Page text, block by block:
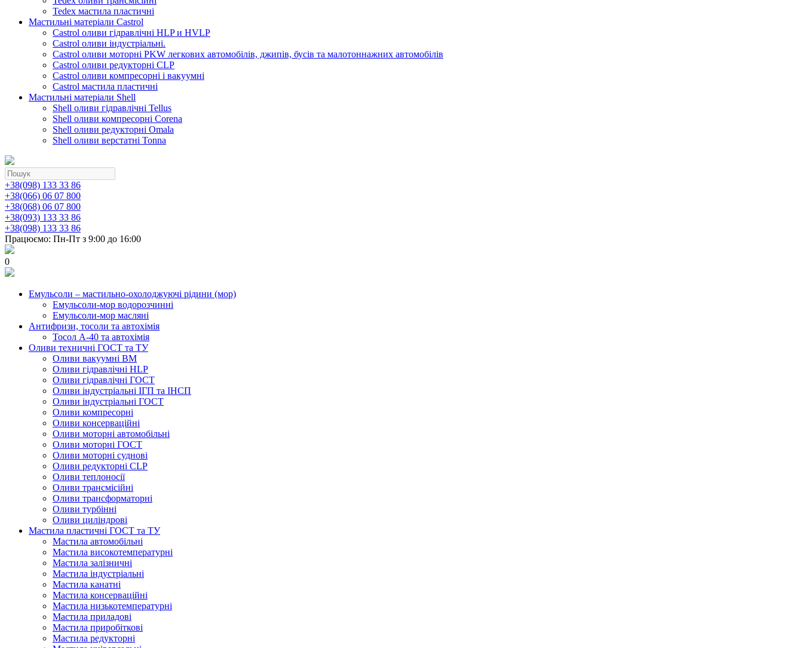
Tedex мастила пластичні
Мастильні матеріали Castrol
Castrol оливи гідравлічні HLP и HVLP
Castrol оливи індустріальні.
Castrol оливи моторні PKW легкових автомобілів, джипів, бусів та малотоннажних автомобілів
Castrol оливи редукторні CLP
Castrol оливи компресорні і вакуумні
Castrol мастила пластичні
Мастильні матеріали Shell
Shell оливи гідравлічні Tellus
Shell оливи компресорні Corena
Shell оливи редукторні Omala
Shell оливи верстатні Tonna
+38(098) 133 33 86
+38(066) 06 07 800
+38(068) 06 07 800
+38(093) 133 33 86
+38(098) 133 33 86
Працюємо: Пн-Пт з 9:00 до 16:00
0
Емульсоли – мастильно-охолоджуючі рідини (мор)
Емульсоли-мор водорозчинні
Емульсоли-мор масляні
Антифризи, тосоли та автохімія
Тосол А-40 та автохімія
Оливи техничні ГОСТ та ТУ
Оливи вакуумні ВМ
Оливи гідравлічні HLP
Оливи гідравлічні ГОСТ
Оливи індустріальні ІГП та ІНСП
Оливи індустріальні ГОСТ
Оливи компресорні
Оливи консерваційні
Оливи моторні автомобільні
Оливи моторні ГОСТ
Оливи моторні суднові
Оливи редукторні CLP
Оливи теплоносії
Оливи трансмісійні
Оливи трансформаторні
Оливи турбінні
Оливи циліндрові
Мастила пластичні ГОСТ та ТУ
Мастила автомобільні
Мастила високотемпературні
Мастила залізничні
Мастила індустріальні
Мастила канатні
Мастила консерваційні
Мастила низькотемпературні
Мастила приладові
Мастила приробіткові
Мастила редукторні